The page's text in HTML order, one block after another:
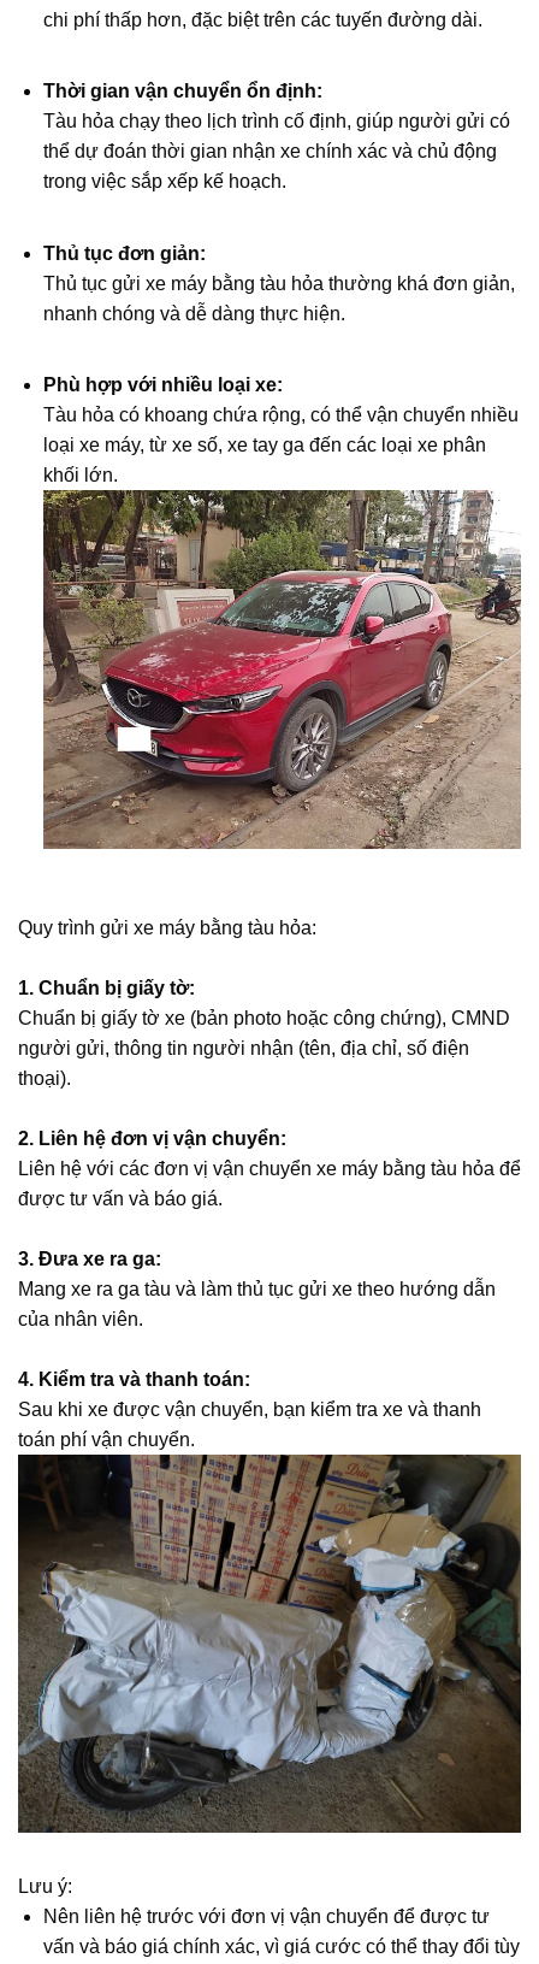
chi phí thấp hơn, đặc biệt trên các tuyến đường dài.
Thời gian vận chuyển ổn định:
Tàu hỏa chạy theo lịch trình cố định, giúp người gửi có
thể dự đoán thời gian nhận xe chính xác và chủ động
trong việc sắp xếp kế hoạch.
Thủ tục đơn giản:
Thủ tục gửi xe máy bằng tàu hỏa thường khá đơn giản,
nhanh chóng và dễ dàng thực hiện.
Phù hợp với nhiều loại xe:
Tàu hỏa có khoang chứa rộng, có thể vận chuyển nhiều
loại xe máy, từ xe số, xe tay ga đến các loại xe phân
khối lớn.
Quy trình gửi xe máy bằng tàu hỏa:
1. Chuẩn bị giấy tờ:
Chuẩn bị giấy tờ xe (bản photo hoặc công chứng), CMND
người gửi, thông tin người nhận (tên, địa chỉ, số điện
thoại).
2. Liên hệ đơn vị vận chuyển:
Liên hệ với các đơn vị vận chuyển xe máy bằng tàu hỏa để
được tư vấn và báo giá.
3. Đưa xe ra ga:
Mang xe ra ga tàu và làm thủ tục gửi xe theo hướng dẫn
của nhân viên.
4. Kiểm tra và thanh toán:
Sau khi xe được vận chuyển, bạn kiểm tra xe và thanh
toán phí vận chuyển.
Lưu ý:
Nên liên hệ trước với đơn vị vận chuyển để được tư
vấn và báo giá chính xác, vì giá cước có thể thay đổi tùy